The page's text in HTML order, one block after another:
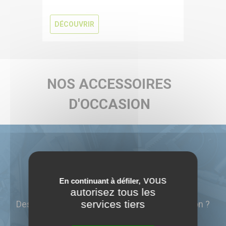
En continuant à défiler, vous
autorisez tous les
services tiers
DÉCOUVRIR
NOS ACCESSOIRES
D'OCCASION
machine-outil ?
Des détails techniques ? Un prix ? Une livraison ?